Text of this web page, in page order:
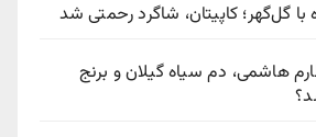
گل‌گهر؛ کاپیتان، شاگرد رحمتی شد
هاشمی، دم سیاه گیلان و برنج